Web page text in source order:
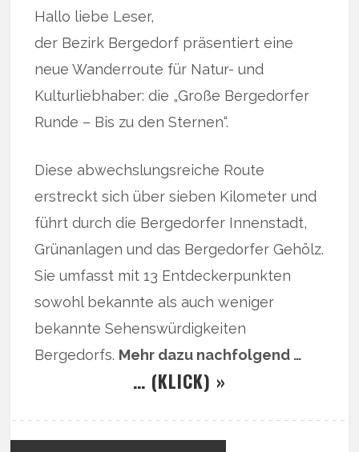
Hallo liebe Leser,
der Bezirk Bergedorf präsentiert eine
neue Wanderroute für Natur- und
Kulturliebhaber: die „Große Bergedorfer
Runde – Bis zu den Sternen“.
Diese abwechslungsreiche Route
erstreckt sich über sieben Kilometer und
führt durch die Bergedorfer Innenstadt,
Grünanlagen und das Bergedorfer Gehölz.
Sie umfasst mit 13 Entdeckerpunkten
sowohl bekannte als auch weniger
bekannte Sehenswürdigkeiten
Bergedorfs. Mehr dazu nachfolgend …
… (KLICK) »